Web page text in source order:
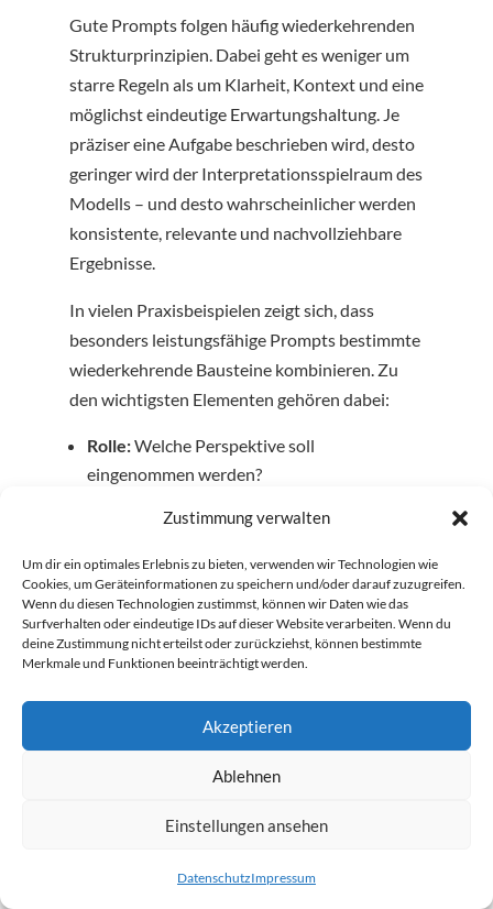
Zustimmung verwalten
Um dir ein optimales Erlebnis zu bieten, verwenden wir Technologien wie
Cookies, um Geräteinformationen zu speichern und/oder darauf zuzugreifen.
Wenn du diesen Technologien zustimmst, können wir Daten wie das
Surfverhalten oder eindeutige IDs auf dieser Website verarbeiten. Wenn du
deine Zustimmung nicht erteilst oder zurückziehst, können bestimmte
Merkmale und Funktionen beeinträchtigt werden.
Akzeptieren
Ablehnen
Einstellungen ansehen
DatenschutzImpressum
Gute Prompts folgen häufig wiederkehrenden
Strukturprinzipien. Dabei geht es weniger um
starre Regeln als um Klarheit, Kontext und eine
möglichst eindeutige Erwartungshaltung. Je
präziser eine Aufgabe beschrieben wird, desto
geringer wird der Interpretationsspielraum des
Modells – und desto wahrscheinlicher werden
konsistente, relevante und nachvollziehbare
Ergebnisse.
In vielen Praxisbeispielen zeigt sich, dass
besonders leistungsfähige Prompts bestimmte
wiederkehrende Bausteine kombinieren. Zu
den wichtigsten Elementen gehören dabei:
Rolle:Welche Perspektive soll
eingenommen werden?
Welche Hintergrundinformationen
sind relevant?
Output-Format:Wie soll das Ergebnis
strukturiert sein?
Constraints:Welche Grenzen oder
Anforderungen gelten?
Beispiele (Few-shot):Welche Muster
dienen als Orientierung?
Die folgende Grafik veranschaulicht diese
professionell formulierten Prompts. Deutlich
wird dabei: Gute Prompts bestehen selten nur